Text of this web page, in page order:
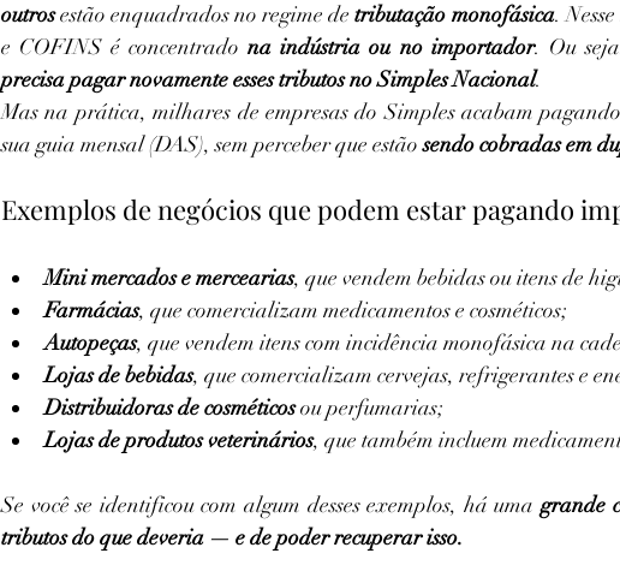
outros estão enquadrados no regime de tributação monofásica.
e COFINS é concentrado na indústria ou no importador. Ou
precisa pagar novamente esses tributos no Simples Nacional.
Mas na prática, milhares de empresas do Simples acabam pagando
sua guia mensal (DAS), sem perceber que estão sendo cobradas em
Exemplos de negócios que podem estar pagando
Mini mercados e mercearias, que vendem bebidas ou itens de
Farmácias, que comercializam medicamentos e cosméticos;
Autopeças, que vendem itens com incidência monofásica na
Lojas de bebidas, que comercializam cervejas, refrigerantes e
Distribuidoras de cosméticos ou perfumarias;
Lojas de produtos veterinários, que também incluem
Se você se identificou com algum desses exemplos, há uma grande
tributos do que deveria — e de poder recuperar isso.